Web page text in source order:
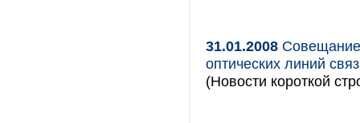
31.01.2008 Совещание
оптических линий
(Новости короткой